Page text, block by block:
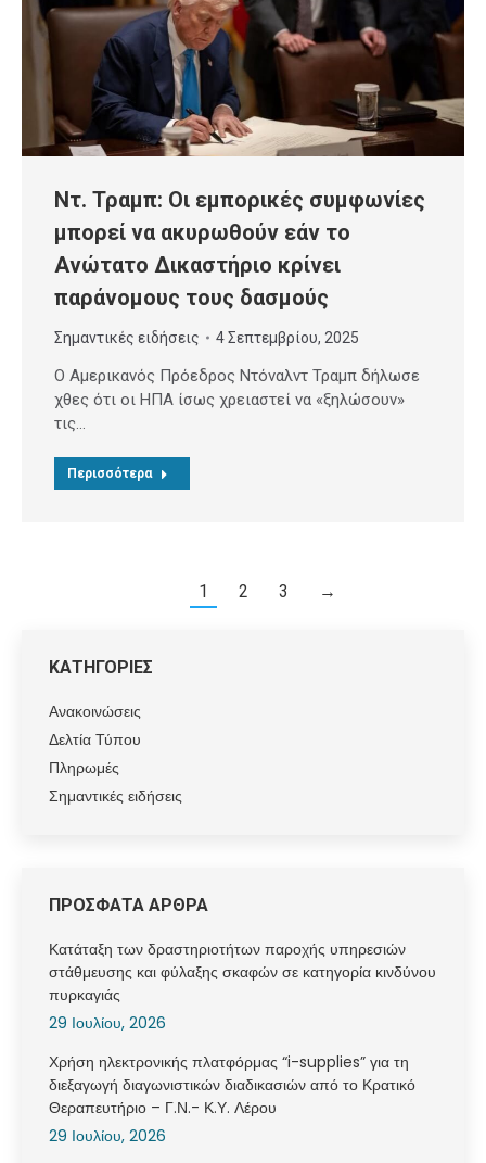
Ντ. Τραμπ: Οι εμπορικές συμφωνίες
μπορεί να ακυρωθούν εάν το
Ανώτατο Δικαστήριο κρίνει
παράνομους τους δασμούς
Σημαντικές ειδήσεις 4 Σεπτεμβρίου, 2025
Ο Αμερικανός Πρόεδρος Ντόναλντ Τραμπ δήλωσε
χθες ότι οι ΗΠΑ ίσως χρειαστεί να «ξηλώσουν»
τις…
Περισσότερα
1 2 3 →
ΚΑΤΗΓΟΡΙΕΣ
Ανακοινώσεις
Δελτία Τύπου
Πληρωμές
Σημαντικές ειδήσεις
ΠΡΟΣΦΑΤΑ ΑΡΘΡΑ
Κατάταξη των δραστηριοτήτων παροχής υπηρεσιών
στάθμευσης και φύλαξης σκαφών σε κατηγορία κινδύνου
πυρκαγιάς
29 Ιουλίου, 2026
Χρήση ηλεκτρονικής πλατφόρμας “i-supplies” για τη
διεξαγωγή διαγωνιστικών διαδικασιών από το Κρατικό
Θεραπευτήριο – Γ.Ν.- Κ.Υ. Λέρου
29 Ιουλίου, 2026